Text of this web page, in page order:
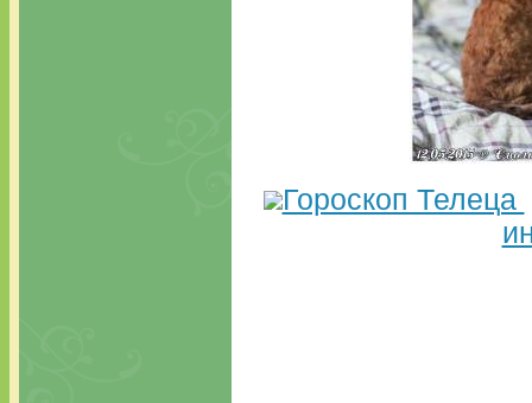
Гороскоп Телеца